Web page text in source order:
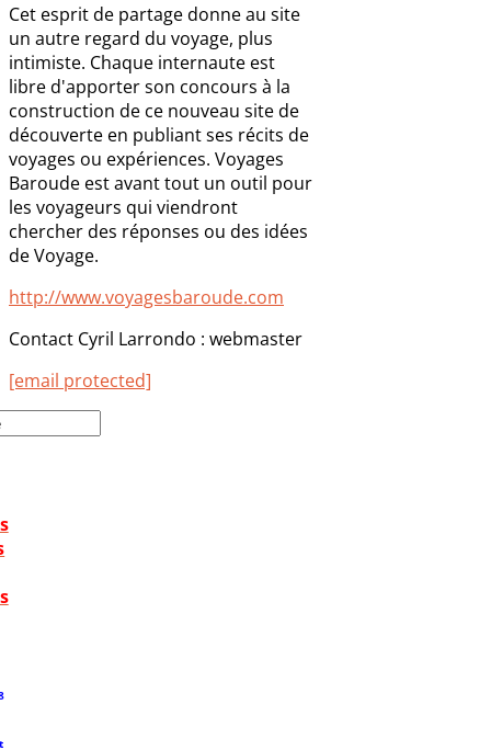
Cet esprit de partage donne au site
un autre regard du voyage, plus
intimiste. Chaque internaute est
libre d'apporter son concours à la
construction de ce nouveau site de
découverte en publiant ses récits de
voyages ou expériences. Voyages
Baroude est avant tout un outil pour
les voyageurs qui viendront
chercher des réponses ou des idées
de Voyage.
http://www.voyagesbaroude.com
Contact Cyril Larrondo : webmaster
[email protected]